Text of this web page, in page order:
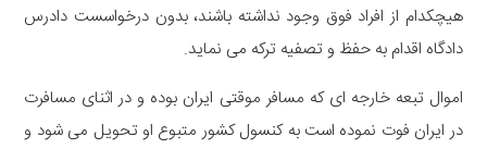
هیچکدام از افراد فوق وجود نداشته باشند، بدون درخواسست دادرس
دادگاه اقدام به حفظ و تصفیه ترکه می نماید.
اموال تبعه خارجه ای که مسافر موقتی ایران بوده و در اثنای مسافرت
در ایران فوت نموده است به کنسول کشور متبوع او تحویل می شود و